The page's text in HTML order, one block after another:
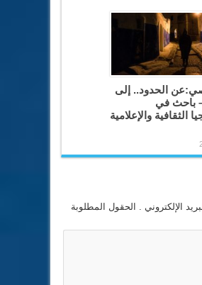
الحدود.. إلى
– باحث في
الثقافية والإعلامية
الإلكتروني . الحقول المطلوبة